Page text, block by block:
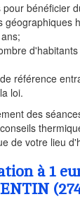
bénéficier
géographiques
référence
loi.
des
de votre lieu
à 1